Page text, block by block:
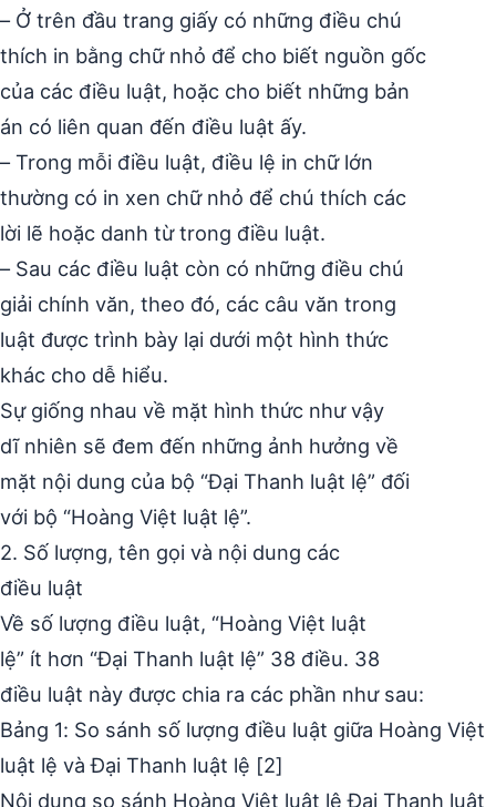
– Ở trên đầu trang giấy có những điều chú
thích in bằng chữ nhỏ để cho biết nguồn gốc
của các điều luật, hoặc cho biết những bản
án có liên quan đến điều luật ấy.
– Trong mỗi điều luật, điều lệ in chữ lớn
thường có in xen chữ nhỏ để chú thích các
lời lẽ hoặc danh từ trong điều luật.
– Sau các điều luật còn có những điều chú
giải chính văn, theo đó, các câu văn trong
luật được trình bày lại dưới một hình thức
khác cho dễ hiểu.
Sự giống nhau về mặt hình thức như vậy
dĩ nhiên sẽ đem đến những ảnh hưởng về
mặt nội dung của bộ “Đại Thanh luật lệ” đối
với bộ “Hoàng Việt luật lệ”.
2. Số lượng, tên gọi và nội dung các
điều luật
Về số lượng điều luật, “Hoàng Việt luật
lệ” ít hơn “Đại Thanh luật lệ” 38 điều. 38
điều luật này được chia ra các phần như sau:
Bảng 1: So sánh số lượng điều luật giữa Hoàng Việt
luật lệ và Đại Thanh luật lệ [2]
Nội dung so sánh Hoàng Việt luật lệ Đại Thanh luật